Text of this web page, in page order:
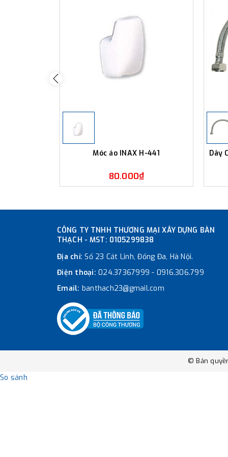
Móc áo INAX H-441
80.000₫
Dây
CÔNG TY TNHH THƯƠNG MẠI XÂY DỰNG BÀN
THẠCH - MST: 0105299838
Địa chỉ:Số 23 Cát Linh, Đống Đa, Hà Nội.
Điện thoại: 024.37367999 - 0916.306.799
Email: banthach23@gmail.com
© Bản
So sánh